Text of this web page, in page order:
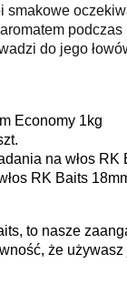
smakowe
do jego
Economy 1kg
na włos
RK Baits
to nasze
że